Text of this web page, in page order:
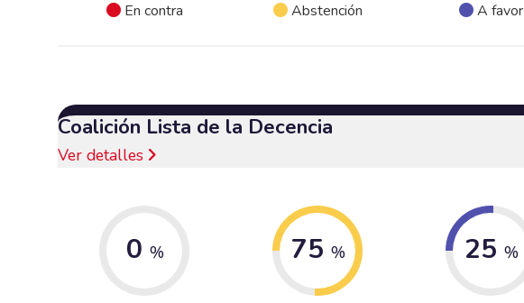
En contra Abstención A favor
Coalición Lista de la Decencia
Ver detalles
0 % 75 % 25 %